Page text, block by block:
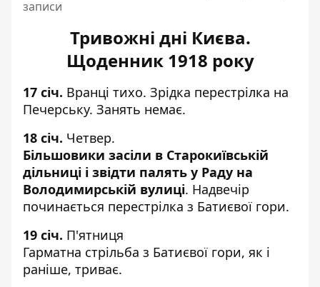
записи
Тривожні дні Києва.
Щоденник 1918 року
17 січ. Вранці тихо. Зрідка перестрілка на
Печерську. Занять немає.
18 січ. Четвер.
Більшовики засіли в Старокиївській
дільниці і звідти палять у Раду на
Володимирській вулиці. Надвечір
починається перестрілка з Батиєвої гори.
19 січ. П'ятниця
Гарматна стрільба з Батиєвої гори, як і
раніше, триває.